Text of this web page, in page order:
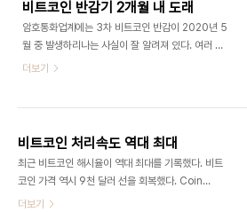
페이팔보다 안전한 송금을 이유로 암호통화를 선택
하고 있다. 이는 블록체인의 활용과 더불어 암호화를
통한 송금 인증 및 보안에 따른 현상이다. 암호통화가
대중화된다면 게임에 어떻게 영향을 끼칠지 살펴본
래장부로 사용자 보안을 강화한다. 이는 각 블록에 기
상 바뀔 수 없기 ..
비트코인 반감기 2개월 내 도래
암호통화업계에는 3차 비트코인 반감이 2020년 5
월 중 발생하리나는 사실이 잘 알려져 있다. 여러 분
석에 따르면 이번 반감이 암호통화 상승세를 위해 필
은 블록 21만 단위가 채굴될 때마다 반감이라는 과정
을 거친다. 이번 반감에서는 블록 보상이 12.5 BTC
에서 6.25 BTC로 반감된다. 비트코인은 11년의 역
사를 거쳐 2012년과 2016년 반감을 거친 바 있다.
비트코인 가격은 과거 두 차례의 반감을 거친 직후
더보기
비트코인 처리속도 역대 최대
최근 비트코인 해시율이 역대 최대를 기록했다. 비트
코인 가격 역시 9천 달러 선을 회복했다. Coin
Dance 월간데이터에 따르면 비트코인 해시율은 최
더보기